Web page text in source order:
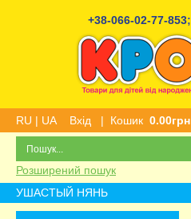
+38-066-02-77-853;
RU | UA Вхід | Кошик 0.00грн
Розширений пошук
УШАСТЫЙ НЯНЬ